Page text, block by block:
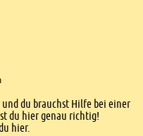
du brauchst Hilfe bei einer
du hier genau richtig!
hier.